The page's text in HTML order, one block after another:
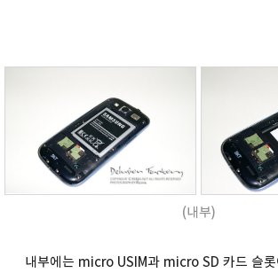
(내부)
내부에는 micro USIM과 micro SD 카드 슬